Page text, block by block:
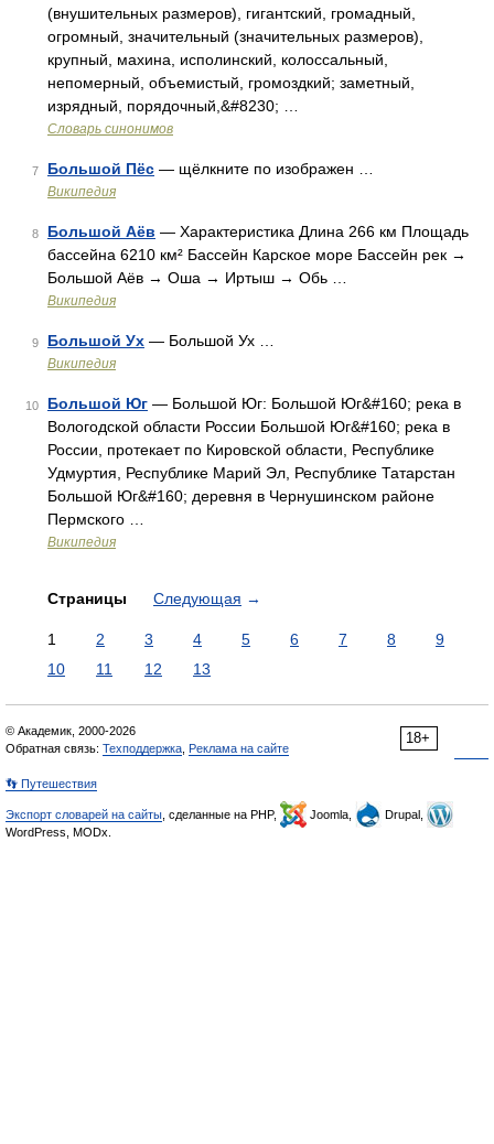
(внушительных размеров), гигантский, громадный,
огромный, значительный (значительных размеров),
крупный, махина, исполинский, колоссальный,
непомерный, объемистый, громоздкий; заметный,
изрядный, порядочный,&#8230; …
Словарь синонимов
7 Большой Пёс — щёлкните по изображен …
Википедия
8 Большой Аёв — Характеристика Длина 266 км Площадь
бассейна 6210 км² Бассейн Карское море Бассейн рек →
Большой Аёв → Оша → Иртыш → Обь …
Википедия
9 Большой Ух — Большой Ух …
Википедия
10 Большой Юг — Большой Юг: Большой Юг&#160; река в
Вологодской области России Большой Юг&#160; река в
России, протекает по Кировской области, Республике
Удмуртия, Республике Марий Эл, Республике Татарстан
Большой Юг&#160; деревня в Чернушинском районе
Пермского …
Википедия
Страницы Следующая →
1 2 3 4 5 6 7 8
9
10
11 12 13
18+
© Академик, 2000-2026
Обратная связь: Техподдержка Реклама на сайте
👣 Путешествия
Экспорт словарей на сайты , сделанные на PHP, Joomla,
Drupal,
WordPress, MODx.